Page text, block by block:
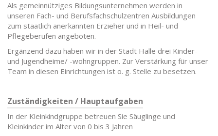
Als gemeinnütziges Bildungsunternehmen werden in
unseren Fach- und Berufsfachschulzentren Ausbildungen
zum staatlich anerkannten Erzieher und in Heil- und
Pflegeberufen angeboten.
Ergänzend dazu haben wir in der Stadt Halle drei Kinder-
und Jugendheime/ -wohngruppen. Zur Verstärkung für unser
Team in diesen Einrichtungen ist o. g. Stelle zu besetzen.
Zuständigkeiten / Hauptaufgaben
In der Kleinkindgruppe betreuen Sie Säuglinge und
Kleinkinder im Alter von 0 bis 3 Jahren